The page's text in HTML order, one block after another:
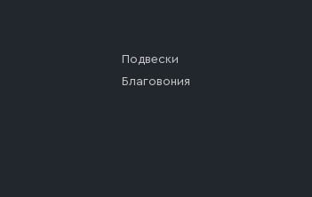
Подвески
Благовония